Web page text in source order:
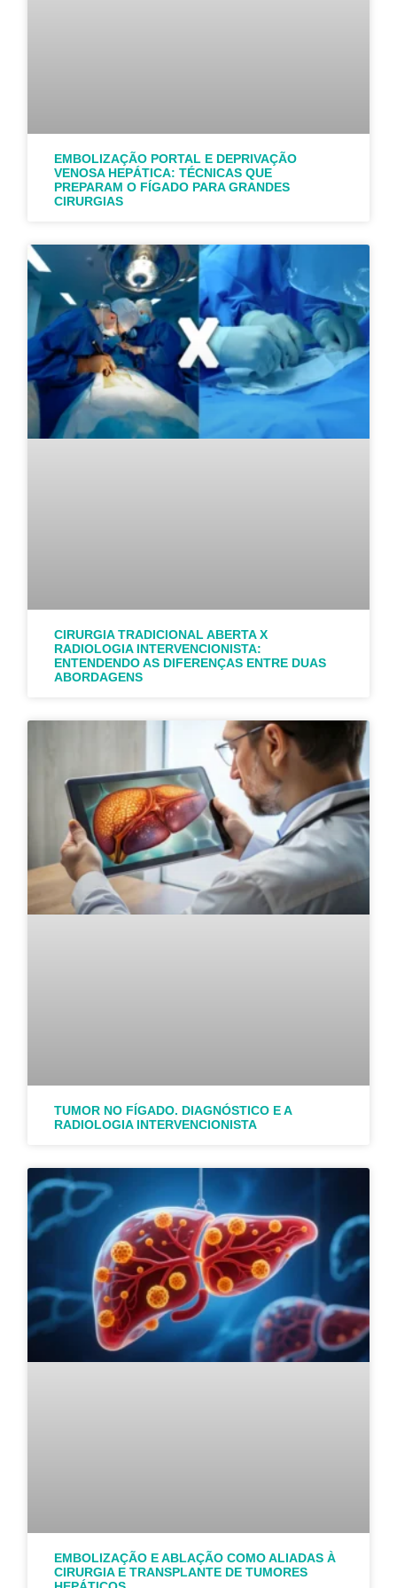
EMBOLIZAÇÃO PORTAL E DEPRIVAÇÃO
VENOSA HEPÁTICA: TÉCNICAS QUE
PREPARAM O FÍGADO PARA GRANDES
CIRURGIAS
CIRURGIA TRADICIONAL ABERTA X
RADIOLOGIA INTERVENCIONISTA:
ENTENDENDO AS DIFERENÇAS ENTRE DUAS
ABORDAGENS
TUMOR NO FÍGADO. DIAGNÓSTICO E A
RADIOLOGIA INTERVENCIONISTA
EMBOLIZAÇÃO E ABLAÇÃO COMO ALIADAS À
CIRURGIA E TRANSPLANTE DE TUMORES